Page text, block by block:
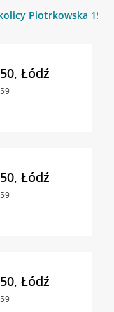
Piotrkowska 157
Łódź
Łódź
Łódź